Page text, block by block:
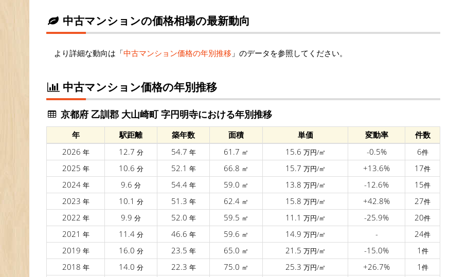
中古マンションの価格相場の最新動向
より詳細な動向は「中古マンション価格の年別推移 」のデータを参照してください。
中古マンション価格の年別推移
京都府 乙訓郡 大山崎町 字円明寺における年別推移
年 駅距離 築年数 面積 単価 変動率
件数
2026 年 12.7 分 54.7 年 61.7 ㎡ 15.6 万円/㎡ -0.5% 6件
2025 年 10.6 分 52.1 年 66.8 ㎡ 15.7 万円/㎡ +13.6% 17件
2024 年 9.6 分 54.4 年 59.0 ㎡ 13.8 万円/㎡ -12.6% 15件
2023 年 10.1 分 51.3 年 62.4 ㎡ 15.8 万円/㎡ +42.8% 27件
2022 年 9.9 分 52.0 年 59.5 ㎡ 11.1 万円/㎡ -25.9% 20件
2021 年 11.4 分 46.6 年 59.6 ㎡ 14.9 万円/㎡ - 24件
2019 年 16.0 分 23.5 年 65.0 ㎡ 21.5 万円/㎡ -15.0% 1 件
2018 年 14.0 分 22.3 年 75.0 ㎡ 25.3 万円/㎡ +26.7% 1 件